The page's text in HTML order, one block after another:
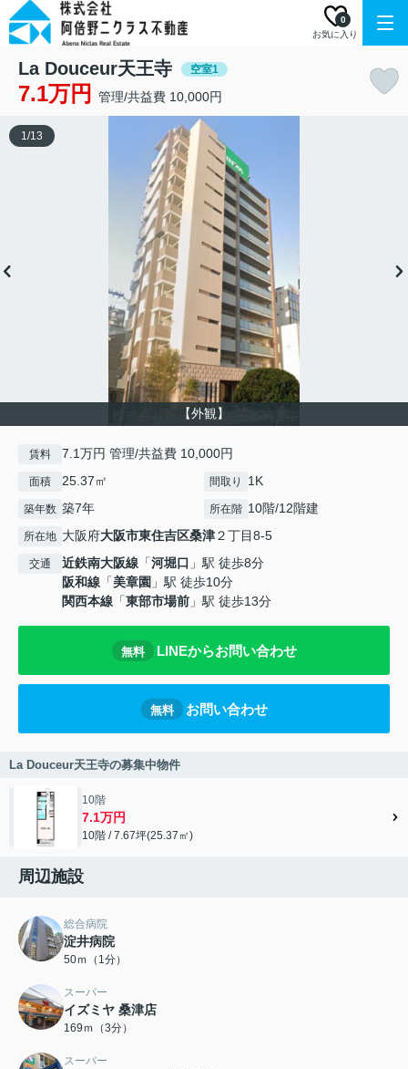
お気に入り
0
La Douceur天王寺 空室1
7.1万円 管理/共益費 10,000円
【外観】
1/13
賃料 7.1万円 管理/共益費 10,000円
面積 25.37㎡ 間取り 1K
築年数 築7年 所在階 10階/12階建
所在地 大阪府大阪市東住吉区桑津２丁目8-5
交通 近鉄南大阪線 「河堀口 」駅 徒歩8分
阪和線 「美章園 」駅 徒歩10分
関西本線 「東部市場前 」駅 徒歩13分
無料 LINEからお問い合わせ
無料 お問い合わせ
La Douceur天王寺の募集中物件
10階
7.1万円
10階 / 7.67坪(25.37㎡)
周辺施設
総合病院
淀井病院
50ｍ（1分）
スーパー
イズミヤ 桑津店
169ｍ（3分）
スーパー